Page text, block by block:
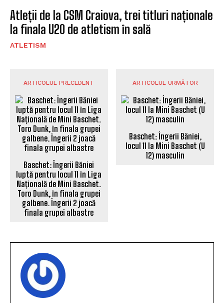
Atleții de la CSM Craiova, trei titluri naționale
la finala U20 de atletism în sală
ATLETISM
ARTICOLUL PRECEDENT
Baschet: Îngerii Băniei
luptă pentru locul 11 în Liga
Națională de Mini Baschet.
Toro Dunk, în finala grupei
galbene. Îngerii 2 joacă
finala grupei albastre
ARTICOLUL URMĂTOR
Baschet: Îngerii Băniei,
locul 11 la Mini Baschet (U
12) masculin